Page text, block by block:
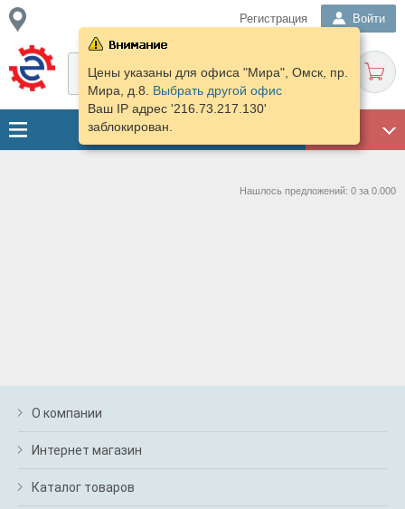
Регистрация Войти
Цены указаны для офиса "Мира", Омск, пр.
Мира, д.8. Выбрать другой офис
Ваш IP адрес '216.73.217.130'
заблокирован.
Нашлось предложений: 0 за 0.000
О компании
Интернет магазин
Каталог товаров